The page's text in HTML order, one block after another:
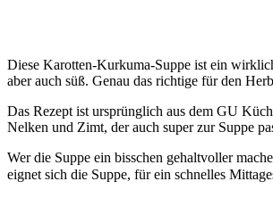
Diese Karotten-Kurkuma-Suppe ist ein
aber auch süß. Genau das richtige für den
Das Rezept ist ursprünglich aus dem GU
Nelken und Zimt, der auch super zur Suppe
Wer die Suppe ein bisschen gehaltvoller
eignet sich die Suppe, für ein schnelles